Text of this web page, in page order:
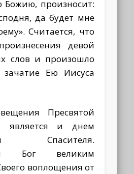
Божию, произносит:
да будет мне
Считается, что
девой
слов и произошло
зачатие Ею Иисуса
Пресвятой
является и днем
Спасителя.
Бог великим
воплощения от